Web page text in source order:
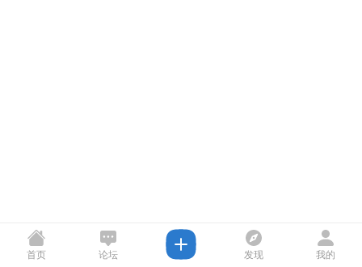
首页 论坛 发现 我的